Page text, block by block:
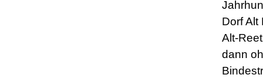
Dorf Alt
Alt-
dann